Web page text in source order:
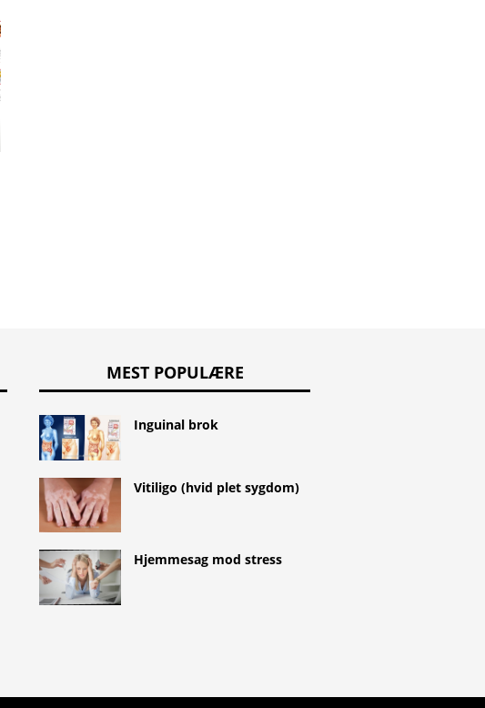
MEST POPULÆRE
Inguinal brok
Vitiligo (hvid plet sygdom)
Hjemmesag mod stress